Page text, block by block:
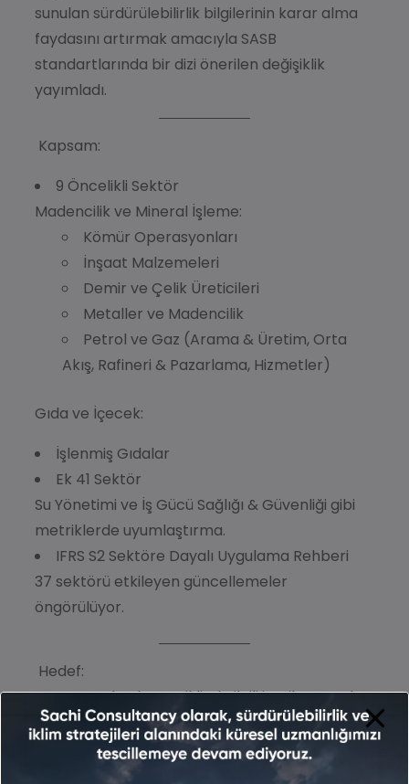
sunulan sürdürülebilirlik bilgilerinin karar alma
faydasını artırmak amacıyla SASB
standartlarında bir dizi önerilen değişiklik
yayımladı.
Kapsam:
9 Öncelikli Sektör
Madencilik ve Mineral İşleme:
Kömür Operasyonları
İnşaat Malzemeleri
Demir ve Çelik Üreticileri
Metaller ve Madencilik
Petrol ve Gaz (Arama & Üretim, Orta
Akış, Rafineri & Pazarlama, Hizmetler)
Gıda ve İçecek:
İşlenmiş Gıdalar
Ek 41 Sektör
Su Yönetimi ve İş Gücü Sağlığı & Güvenliği gibi
metriklerde uyumlaştırma.
IFRS S2 Sektöre Dayalı Uygulama Rehberi
37 sektörü etkileyen güncellemeler
öngörülüyor.
Hedef:
SASB standartlarının iklimle ilgili içerik açısından
IFRS S2 ile uyumunu sürdürmek ve sektörlere
özel ölçütleri daha tutarlı hale getirmek.